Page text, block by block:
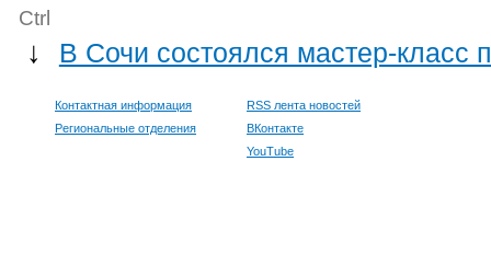
Ctrl
↓ В Сочи состоялся мастер-класс
Контактная информация
Региональные отделения
RSS лента новостей
ВКонтакте
YouTube